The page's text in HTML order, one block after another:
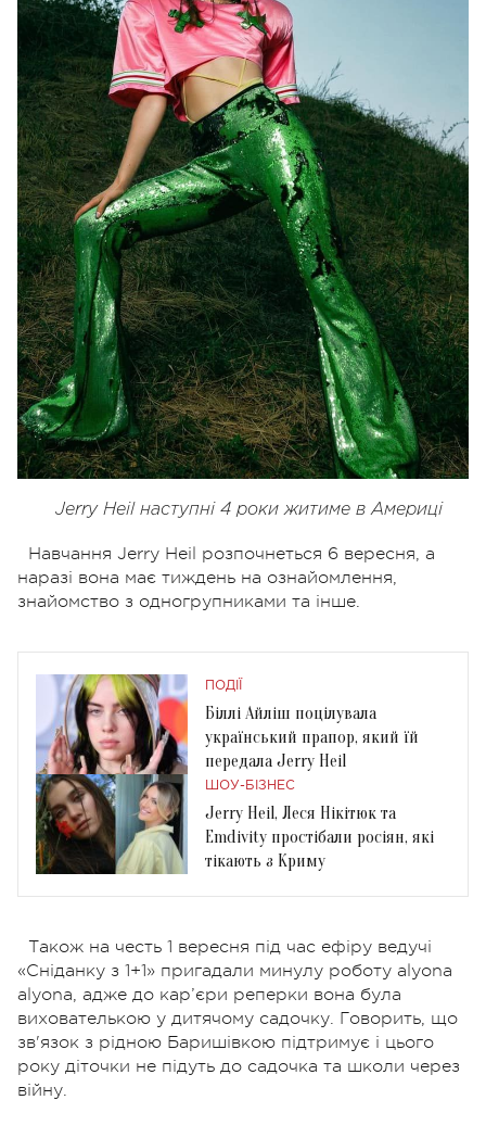
Jerry Heil наступні 4 роки житиме в Америці
Навчання Jerry Heil розпочнеться 6 вересня, а
наразі вона має тиждень на ознайомлення,
знайомство з одногрупниками та інше.
ПОДІЇ
Біллі Айліш поцілувала
український прапор, який їй
передала Jerry Heil
ШОУ-БІЗНЕС
Jerry Heil, Леся Нікітюк та
Emdivity простібали росіян, які
тікають з Криму
Також на честь 1 вересня під час ефіру ведучі
«Сніданку з 1+1» пригадали минулу роботу alyona
alyona, адже до кар’єри реперки вона була
вихователькою у дитячому садочку. Говорить, що
зв'язок з рідною Баришівкою підтримує і цього
року діточки не підуть до садочка та школи через
війну.